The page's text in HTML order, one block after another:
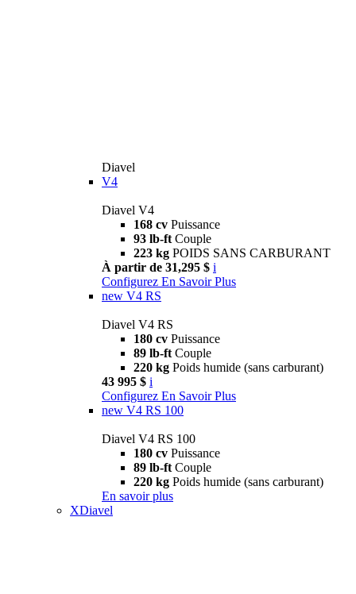
Diavel
V4
Diavel V4
168 cv Puissance
93 lb-ft Couple
223 kg POIDS SANS CARBURANT
À partir de 31,295 $ i
Configurez En Savoir Plus
new V4 RS
Diavel V4 RS
180 cv Puissance
89 lb-ft Couple
220 kg Poids humide (sans carburant)
43 995 $ i
Configurez En Savoir Plus
new V4 RS 100
Diavel V4 RS 100
180 cv Puissance
89 lb-ft Couple
220 kg Poids humide (sans carburant)
En savoir plus
XDiavel